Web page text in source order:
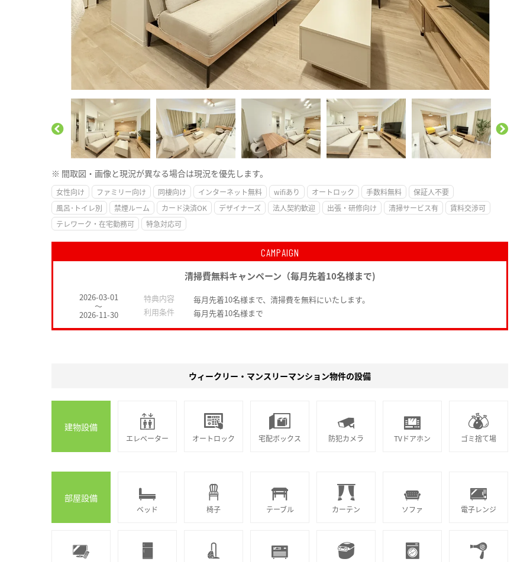
※ 間取図・画像と現況が異なる場合は現況を優先します。
女性向け ファミリー向け 同棲向け インターネット無料 wifiあり オートロック 手数料無料
保証人不要
風呂･トイレ別
禁煙ルーム カード決済OK デザイナーズ 法人契約歓迎 出張・研修向け 清掃サービス有
賃料交渉可
テレワーク・在宅勤務可
特急対応可
CAMPAIGN
清掃費無料キャンペーン（毎月先着10名様まで)
2026-03-01
～
2026-11-30
特典内容
毎月先着10名様まで、清掃費を無料にいたします。
利用条件
毎月先着10名様まで
ウィークリー・マンスリーマンション物件の設備
建物設備
エレベーター オートロック 宅配ボックス 防犯カメラ TVドアホン ゴミ捨て場
部屋設備
ベッド 椅子 テーブル カーテン ソファ 電子レンジ